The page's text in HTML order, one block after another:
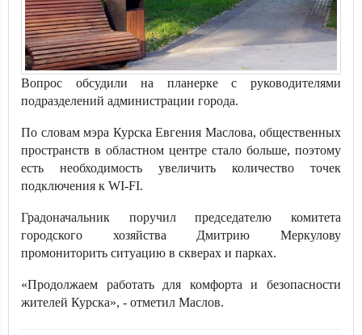
Вопрос обсудили на планерке с руководителями
подразделений администрации города.
По словам мэра Курска Евгения Маслова, общественных
пространств в областном центре стало больше, поэтому
есть необходимость увеличить количество точек
подключения к WI-FI.
Градоначальник поручил председателю комитета
городского хозяйства Дмитрию Меркулову
промониторить ситуацию в скверах и парках.
«Продолжаем работать для комфорта и безопасности
жителей Курска», - отметил Маслов.